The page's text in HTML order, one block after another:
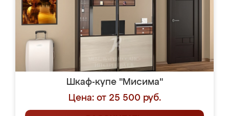
Шкаф-купе "Мисима"
Цена: от 25 500 руб.